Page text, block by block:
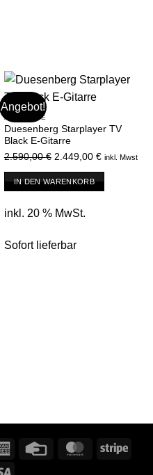
Angebot!
ANGEBOTE
Duesenberg Starplayer TV
Black E-Gitarre
2.590,00€ Ursprünglicher
Preis
war:
2.449,00 €Aktueller
Preis
inkl. Mwst
IN DEN WARENKORB
inkl. 20 % MwSt.
Sofort lieferbar
American
Credit
MasterCardStripe